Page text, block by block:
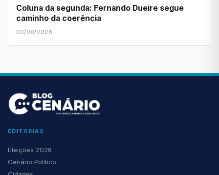
Coluna da segunda: Fernando Dueire segue
caminho da coerência
03/08/2026
EDITORIAS
Eleições 2026
Cenário Político